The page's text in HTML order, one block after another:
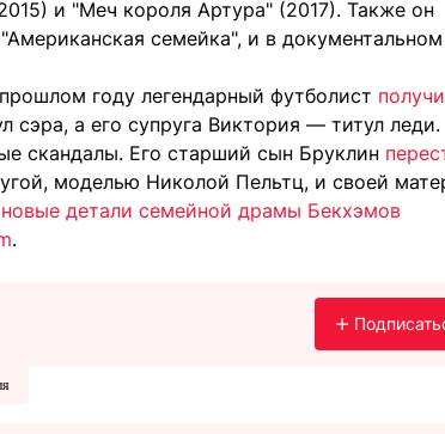
и "Меч короля Артура" (2017). Также он
семейка", и в документальном
году легендарный футболист
сэра, а его супруга Виктория — титул леди.
скандалы. Его старший сын Бруклин
моделью Николой Пельтц, и своей
новые детали семейной драмы Бекхэмов
.